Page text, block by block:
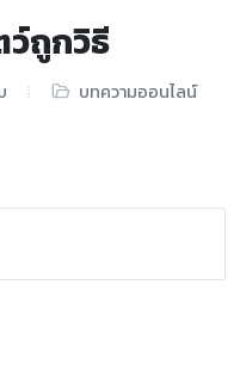
ว์ถูกวิธี
บทความออนไลน์